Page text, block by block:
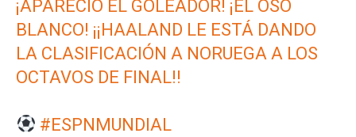
¡APARECIÓ EL GOLEADOR! ¡EL OSO
BLANCO! ¡¡HAALAND LE ESTÁ DANDO
LA CLASIFICACIÓN A NORUEGA A LOS
OCTAVOS DE FINAL!!
#ESPNMUNDIAL